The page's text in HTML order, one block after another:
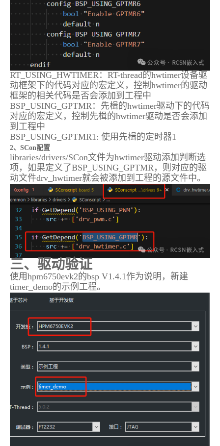
RT_USING_HWTIMER：RT-thread的hwtimer设备驱
动框架下的代码对应的宏定义，控制hwtimer的驱动
框架的相关代码是否会添加到工程中
BSP_USING_GPTMR：先楫的hwtimer驱动下的代码
对应的宏定义，控制先楫的hwtimer驱动是否会添加
到工程中
BSP_USING_GPTMR1: 使用先楫的定时器1
2、SCon配置
libraries/drivers/SCon文件为hwtimer驱动添加判断选
项，如果定义了BSP_USING_GPTMR，则对应的驱
动文件drv_hwtimer就会被添加到工程的源文件中。
三、驱动验证
使用hpm6750evk2的bsp V1.4.1作为说明，新建
timer_demo的示例工程。